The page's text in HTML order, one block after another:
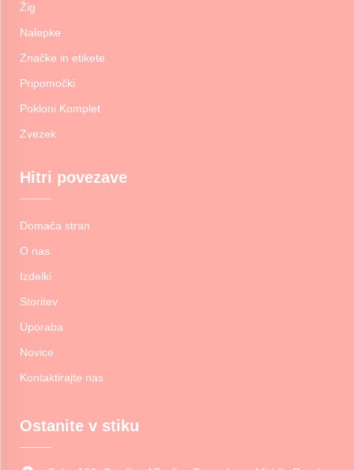
Žig
Nalepke
Značke in etikete
Pripomočki
Pokloni Komplet
Zvezek
Hitri povezave
Domača stran
O nas
Izdelki
Storitev
Uporaba
Novice
Kontaktirajte nas
Ostanite v stiku